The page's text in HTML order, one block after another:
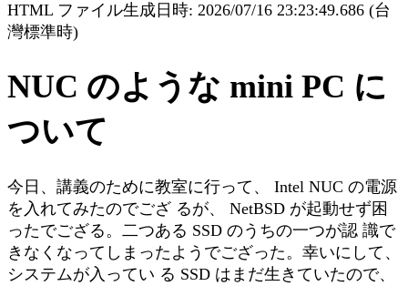
HTML ファイル生成日時: 2026/07/16 23:23:49.686 (台
灣標準時)
NUC のような mini PC に
ついて
今日、講義のために教室に行って、 Intel NUC の電源
を入れてみたのでござ るが、 NetBSD が起動せず困
ったでござる。二つある SSD のうちの一つが認 識で
きなくなってしまったようでござった。幸いにして、
システムが入ってい る SSD はまだ生きていたので、